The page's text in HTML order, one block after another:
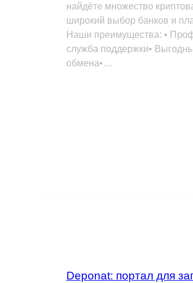
найдёте множество
широкий выбор банков и
Наши преимущества: •
служба поддержки•
обмена•…
Deponat: портал для